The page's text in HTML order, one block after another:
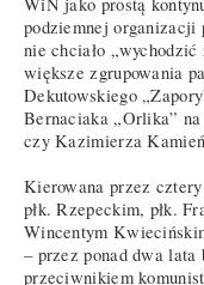
podziemnej organizacji
nie chciało
większe zgrupowania
Dekutowskiego
Bernaciaka „Orlika”
czy Kazimierza
Kierowana przez
płk. Rzepeckim, płk.
Wincentym
– przez ponad dwa lata
przeciwnikiem